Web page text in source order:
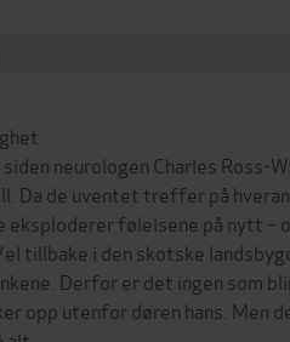
neurologen Charles Ross-
Da de uventet treffer på
eksploderer følelsene på nytt –
tillbake i den skotske
Derfor er det ingen som
opp utenfor døren hans. Men